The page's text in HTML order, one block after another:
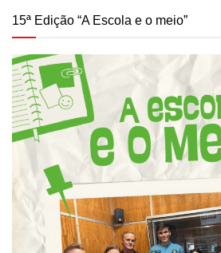
15ª Edição “A Escola e o meio”